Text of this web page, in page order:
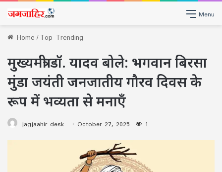
Menu
Home/Top Trending
मुख्यमंत्री डॉ. यादव बोले: भगवान बिरसा
मुंडा जयंती जनजातीय गौरव दिवस के
रूप में भव्यता से मनाएँ
jagjaahir desk October 27, 2025 1